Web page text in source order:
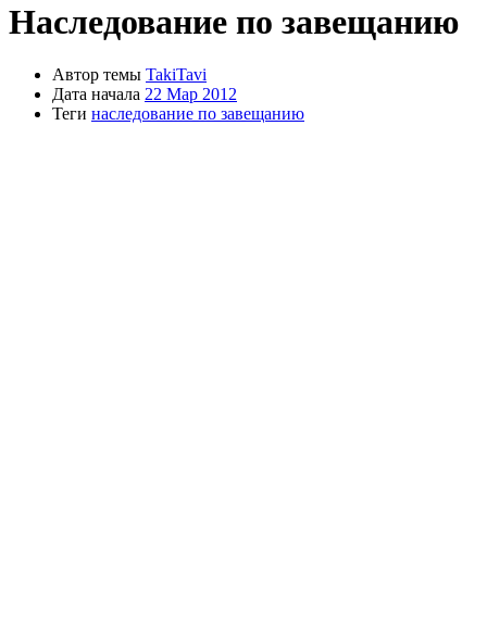
Наследование по завещанию
Автор темы TakiTavi
Дата начала 22 Мар 2012
Теги наследование по завещанию